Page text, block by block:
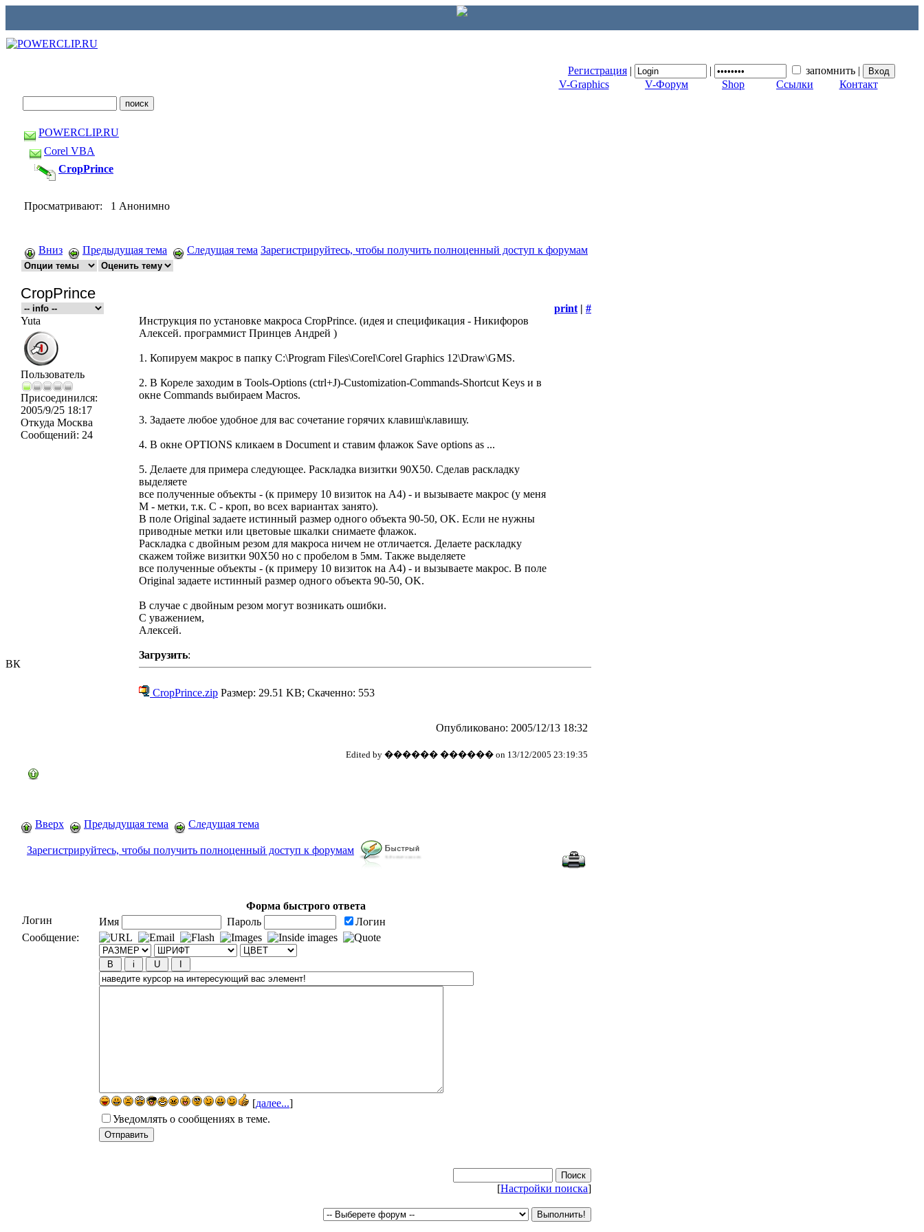
Регистрация | | запомнить |
V-Graphics
V-Форум Shop Ссылки Контакт
ВК
POWERCLIP.RU
Corel VBA
CropPrince
Просматривают: 1 Анонимно
Вниз Предыдущая тема Следущая тема Зарегистрируйтесь, чтобы получить полноценный доступ к форумам
CropPrince
print | #
Yuta
Пользователь
Присоединился:
2005/9/25 18:17
Откуда Москва
Сообщений: 24
Инструкция по установке макроса CropPrince. (идея и спецификация - Никифоров
Алексей. программист Принцев Андрей )
1. Копируем макрос в папку C:\Program Files\Corel\Corel Graphics 12\Draw\GMS.
2. В Кореле заходим в Tools-Options (ctrl+J)-Customization-Commands-Shortcut Keys и в
окне Commands выбираем Macros.
3. Задаете любое удобное для вас сочетание горячих клавиш\клавишу.
4. В окне OPTIONS кликаем в Document и ставим флажок Save options as ...
5. Делаете для примера следующее. Раскладка визитки 90Х50. Сделав раскладку
выделяете
все полученные объекты - (к примеру 10 визиток на А4) - и вызываете макрос (у меня
М - метки, т.к. С - кроп, во всех вариантах занято).
В поле Original задаете истинный размер одного объекта 90-50, OK. Если не нужны
приводные метки или цветовые шкалки снимаете флажок.
Раскладка с двойным резом для макроса ничем не отличается. Делаете раскладку
скажем тойже визитки 90Х50 но с пробелом в 5мм. Также выделяете
все полученные объекты - (к примеру 10 визиток на А4) - и вызываете макрос. В поле
Original задаете истинный размер одного объекта 90-50, OK.
В случае с двойным резом могут возникать ошибки.
С уважением,
Алексей.
Загрузить:
CropPrince.zip Размер: 29.51 KB; Скаченно: 553
Опубликовано: 2005/12/13 18:32
Edited by ������ ������ on 13/12/2005 23:19:35
Вверх Предыдущая тема Следущая тема
Зарегистрируйтесь, чтобы получить полноценный доступ к форумам
Форма быстрого ответа
Логин
Имя Пароль
Логин
Сообщение:
[далее...]
Уведомлять о сообщениях в теме.
[Настройки поиска]